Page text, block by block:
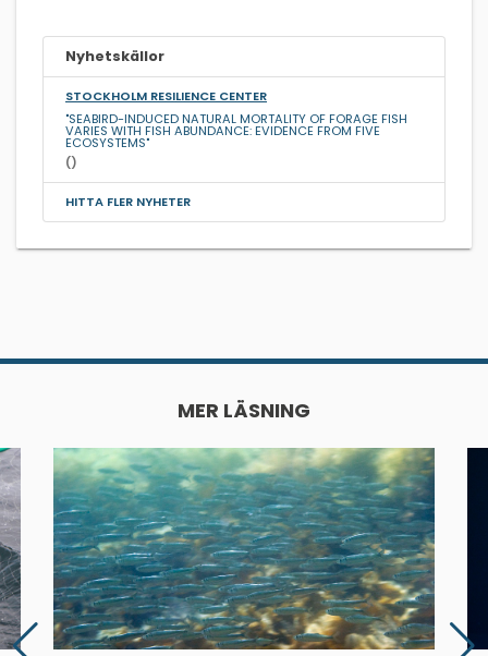
Nyhetskällor
STOCKHOLM RESILIENCE CENTER
"SEABIRD-INDUCED NATURAL MORTALITY OF FORAGE FISH
VARIES WITH FISH ABUNDANCE: EVIDENCE FROM FIVE
ECOSYSTEMS"
()
HITTA FLER NYHETER
MER LÄSNING